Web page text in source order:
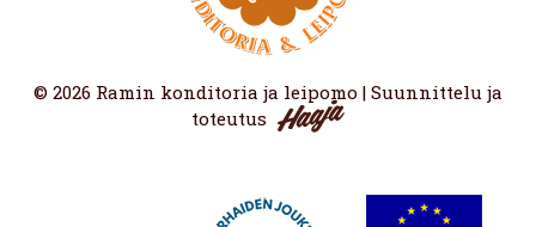
© 2026 Ramin konditoria ja leipomo | Suunnittelu ja
toteutus